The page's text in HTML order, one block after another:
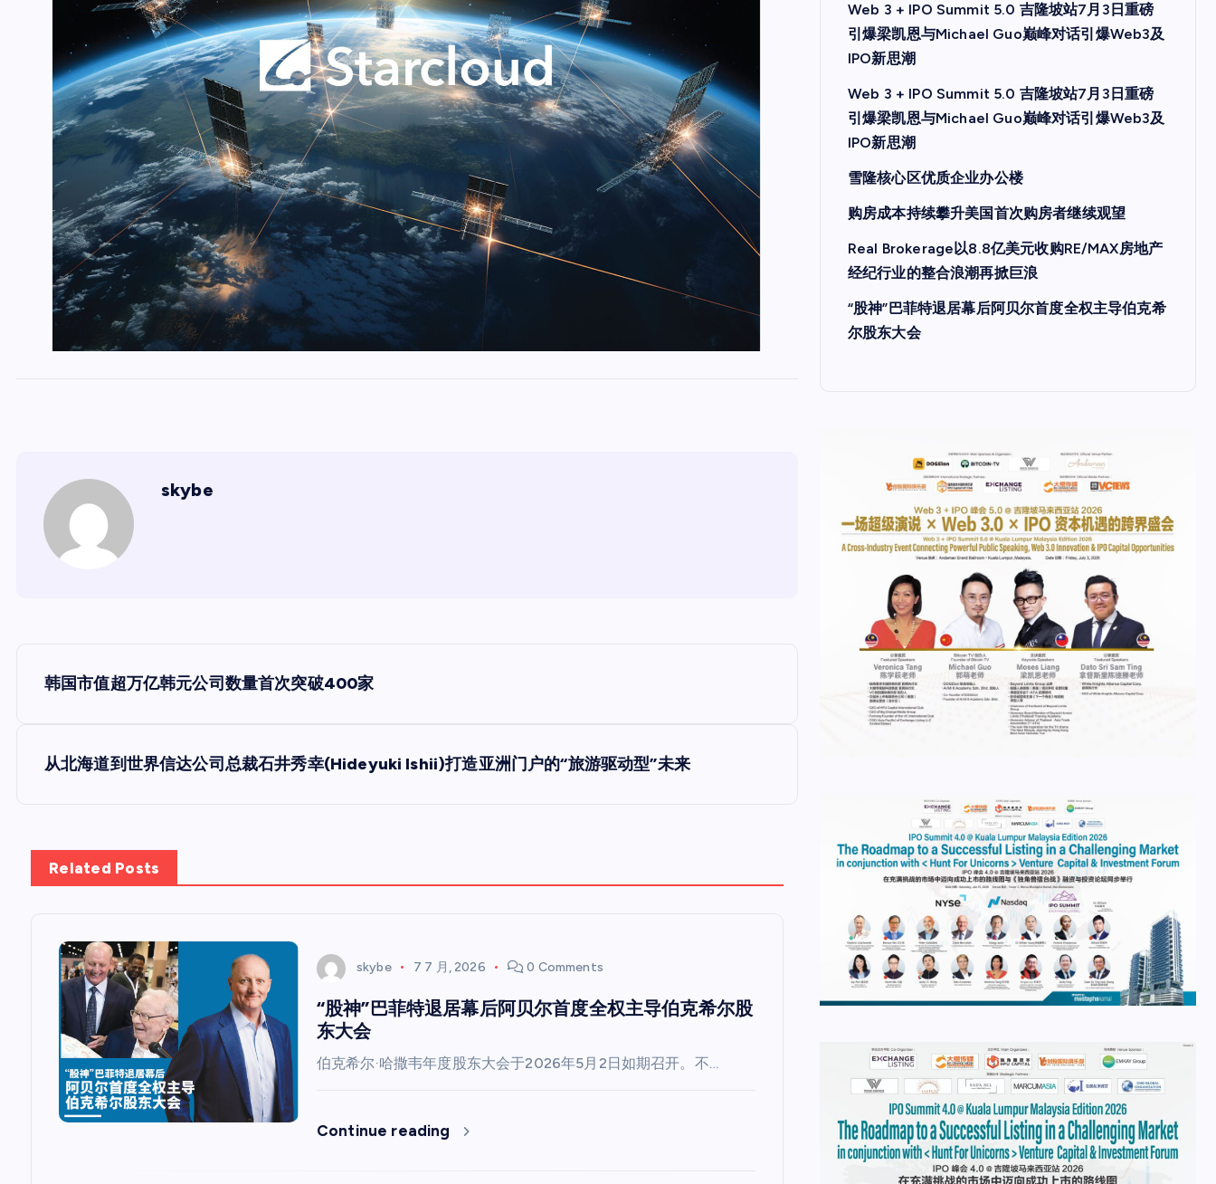
skybe
文
导
韩国市值超万亿韩元公司数量首次突破400家
从北海道到世界信达公司总裁石井秀幸(Hideyuki Ishii)打造亚洲门户的“旅游驱动型”未来
Related Posts
skybe 7 7 月, 2026 0 Comments
“股神”巴菲特退居幕后阿贝尔首度全权主导伯克希尔股
东大会
伯克希尔·哈撒韦年度股东大会于2026年5月2日如期召开。不…
Continue reading
Web 3 + IPO Summit 5.0 吉隆坡站7月3日重磅
引爆梁凯恩与Michael Guo巅峰对话引爆Web3及
IPO新思潮
Web 3 + IPO Summit 5.0 吉隆坡站7月3日重磅
引爆梁凯恩与Michael Guo巅峰对话引爆Web3及
IPO新思潮
雪隆核心区优质企业办公楼
购房成本持续攀升美国首次购房者继续观望
Real Brokerage以8.8亿美元收购RE/MAX房地产
经纪行业的整合浪潮再掀巨浪
“股神”巴菲特退居幕后阿贝尔首度全权主导伯克希
尔股东大会